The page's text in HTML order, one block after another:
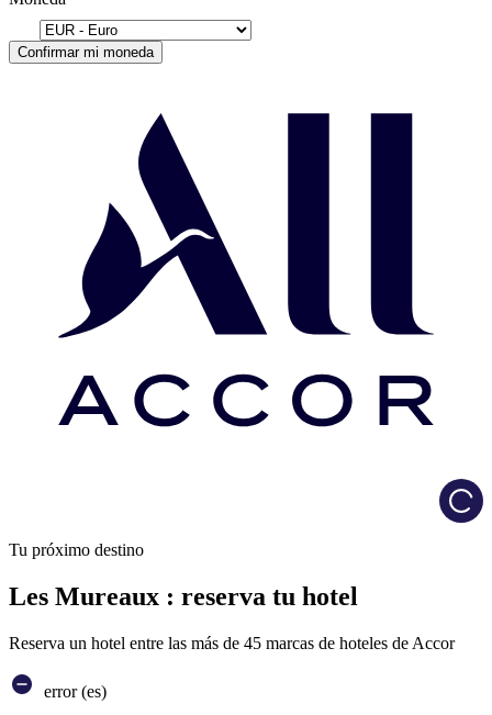
Confirmar mi moneda
Tu próximo destino
Les Mureaux : reserva tu hotel
Reserva un hotel entre las más de 45 marcas de hoteles de Accor
error (es)